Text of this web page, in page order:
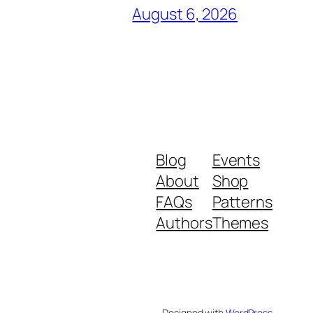
August 6, 2026
Blog
About
FAQs
Authors
Events
Shop
Patterns
Themes